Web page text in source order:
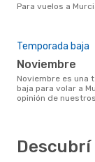
Para vuelos a
Temporada baja
noviembre
noviembre es una temporada
baja para volar a
opinión de